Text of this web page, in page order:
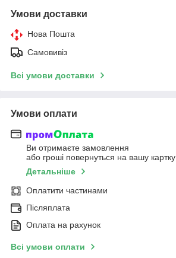
Умови доставки
Нова Пошта
Самовивіз
Всі умови доставки
Умови оплати
Ви отримаєте замовлення
або гроші повернуться на вашу картку
Детальніше
Оплатити частинами
Післяплата
Оплата на рахунок
Всі умови оплати